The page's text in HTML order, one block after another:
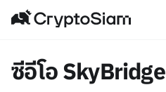
ซีอีโอ